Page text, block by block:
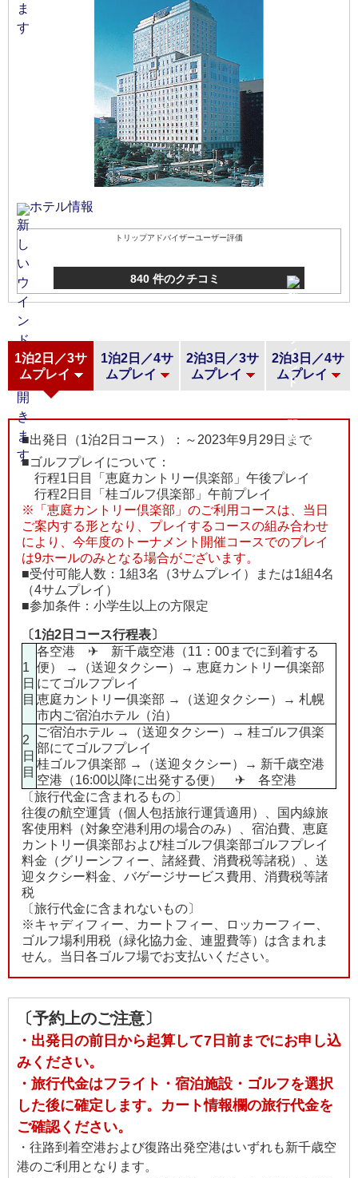
ホテル情報
トリップアドバイザーユーザー評価
840 件のクチコミ
1泊2日／3サ
ムプレイ
1泊2日／4サ
ムプレイ
2泊3日／3サ
ムプレイ
2泊3日／4サ
ムプレイ
■出発日（1泊2日コース）：～2023年9月29日まで
■ゴルフプレイについて：
行程1日目「恵庭カントリー倶楽部」午後プレイ
行程2日目「桂ゴルフ倶楽部」午前プレイ
※「恵庭カントリー倶楽部」のご利用コースは、当日
ご案内する形となり、プレイするコースの組み合わせ
により、今年度のトーナメント開催コースでのプレイ
は9ホールのみとなる場合がございます。
■受付可能人数：1組3名（3サムプレイ）または1組4名
（4サムプレイ）
■参加条件：小学生以上の方限定
〔1泊2日コース行程表〕
1
日
目
各空港 ✈ 新千歳空港（11：00までに到着する
便） →（送迎タクシー）→ 恵庭カントリー俱楽部
にてゴルフプレイ
恵庭カントリー俱楽部 →（送迎タクシー）→ 札幌
市内ご宿泊ホテル（泊）
2
日
目
ご宿泊ホテル →（送迎タクシー）→ 桂ゴルフ俱楽
部にてゴルフプレイ
桂ゴルフ俱楽部 →（送迎タクシー）→ 新千歳空港
空港（16:00以降に出発する便） ✈ 各空港
〔旅行代金に含まれるもの〕
往復の航空運賃（個人包括旅行運賃適用）、国内線旅
客使用料（対象空港利用の場合のみ）、宿泊費、恵庭
カントリー俱楽部および桂ゴルフ俱楽部ゴルフプレイ
料金（グリーンフィー、諸経費、消費税等諸税）、送
迎タクシー料金、バゲージサービス費用、消費税等諸
税
〔旅行代金に含まれないもの〕
※キャディフィー、カートフィー、ロッカーフィー、
ゴルフ場利用税（緑化協力金、連盟費等）は含まれま
せん。当日各ゴルフ場でお支払いください。
〔予約上のご注意〕
・出発日の前日から起算して7日前までにお申し込
みください。
・旅行代金はフライト・宿泊施設・ゴルフを選択
した後に確定します。カート情報欄の旅行代金を
ご確認ください。
・往路到着空港および復路出発空港はいずれも新千歳空
港のご利用となります。